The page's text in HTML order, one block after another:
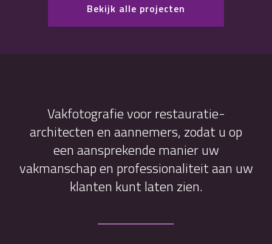
Bekijk alle projecten
Vakfotografie voor restauratie-
architecten en aannemers, zodat u op
een aansprekende manier uw
vakmanschap en professionaliteit aan uw
klanten kunt laten zien.